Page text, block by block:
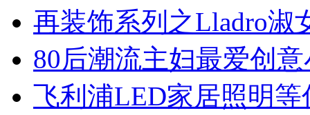
再装饰系列之Lladro淑
80后潮流主妇最爱创
飞利浦LED家居照明等